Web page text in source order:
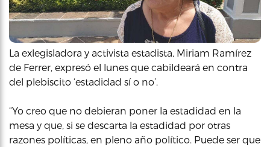
La exlegisladora y activista estadista, Miriam Ramírez
de Ferrer, expresó el lunes que cabildeará en contra
del plebiscito ‘estadidad sí o no’.
“Yo creo que no debieran poner la estadidad en la
mesa y que, si se descarta la estadidad por otras
razones políticas, en pleno año político. Puede ser que